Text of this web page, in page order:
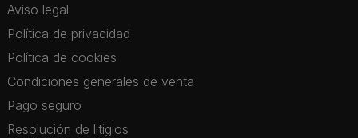
Aviso legal
Política de privacidad
Política de cookies
Condiciones generales de venta
Pago seguro
Resolución de litigios